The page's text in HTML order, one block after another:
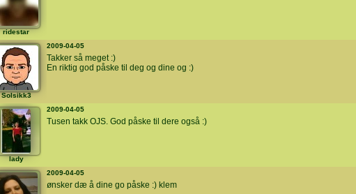
ridestar
Solsikk3
2009-04-05
Takker så meget :)
En riktig god påske til deg og dine og :)
lady
2009-04-05
Tusen takk OJS. God påske til dere også :)
2009-04-05
ønsker dæ å dine go påske :) klem